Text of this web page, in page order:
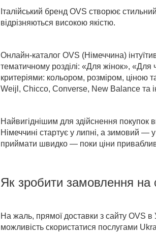
Італійський бренд OVS створює
відрізняються високою якістю.
Онлайн-каталог OVS (Німеччина)
тематичному розділі: «Для жінок», «Для
критеріями: кольором, розміром, ціною
Weijl, Chicco, Converse, New Balance та
Найвигіднішим для здійснення покупок
Німеччині стартує у липні, а зимовий —
приймати швидко — поки ціни привабливі
Як зробити замовлення на
На жаль, прямої доставки з сайту OVS в
можливість скористатися послугами